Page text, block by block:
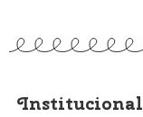
Institucional